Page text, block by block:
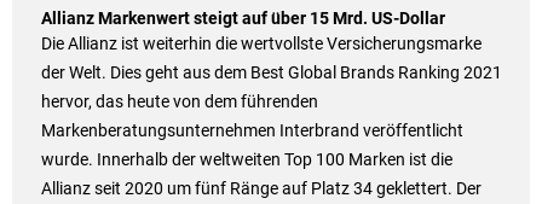
Allianz Markenwert steigt auf über 15 Mrd. US-Dollar
Die Allianz ist weiterhin die wertvollste Versicherungsmarke
der Welt. Dies geht aus dem Best Global Brands Ranking 2021
hervor, das heute von dem führenden
Markenberatungsunternehmen Interbrand veröffentlicht
wurde. Innerhalb der weltweiten Top 100 Marken ist die
Allianz seit 2020 um fünf Ränge auf Platz 34 geklettert. Der